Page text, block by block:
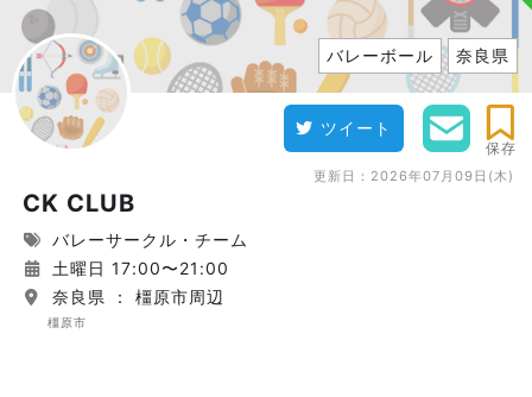
バレーボール 奈良県
ツイート
保存
更新日： 2026年07月09日(木)
CK CLUB
バレーサークル・チーム
土曜日 17:00〜21:00
奈良県 ： 橿原市周辺
橿原市